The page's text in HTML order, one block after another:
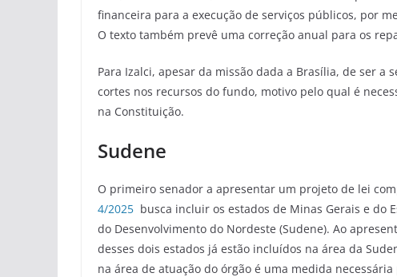
financeira para a execução de serviços públicos, por
O texto também prevê uma correção anual para os
Para Izalci, apesar da missão dada a Brasília, de ser a
cortes nos recursos do fundo, motivo pelo qual é
na Constituição.
Sudene
O primeiro senador a apresentar um projeto de lei
4/2025 busca incluir os estados de Minas Gerais e do
do Desenvolvimento do Nordeste (Sudene). Ao
desses dois estados já estão incluídos na área da
na área de atuação do órgão é uma medida